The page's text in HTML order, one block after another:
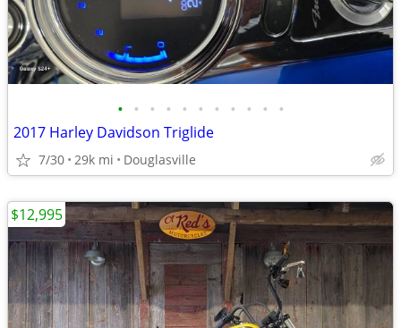
• • • • • • • • • • •
2017 Harley Davidson Triglide
7/30 29k mi Douglasville
$12,995